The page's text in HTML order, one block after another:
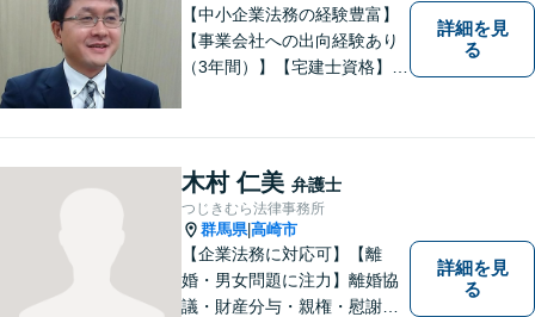
【中小企業法務の経験豊富】
【事業会社への出向経験あり
（3年間）】【宅建士資格】信
詳細を見
る
木村 仁美 弁護士
つじきむら法律事務所
群馬県|高崎市
【企業法務に対応可】【離
婚・男女問題に注力】離婚協
議・財産分与・親権・慰謝料
詳細を見
る